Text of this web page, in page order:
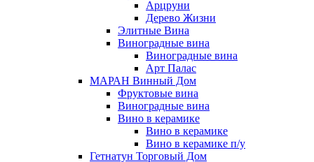
Арцруни
Дерево Жизни
Элитные Вина
Виноградные вина
Виноградные вина
Арт Палас
МАРАН Винный Дом
Фруктовые вина
Виноградные вина
Вино в керамике
Вино в керамике
Вино в керамике п/у
Гетнатун Торговый Дом